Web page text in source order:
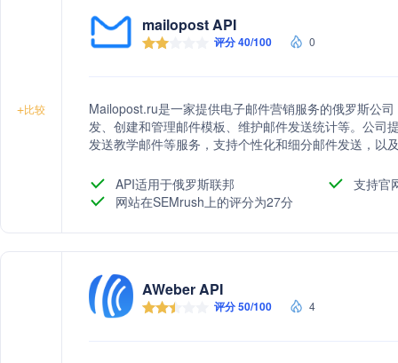
+比较
mailopost API
评分 40/100 0
Mailopost.ru是一家提供电子邮件营销服务的俄罗斯公
发、创建和管理邮件模板、维护邮件发送统计等。公司
发送教学邮件等服务，支持个性化和细分邮件发送，以
API适用于俄罗斯联邦
支持官
网站在SEMrush上的评分为27分
AWeber API
评分 50/100 4